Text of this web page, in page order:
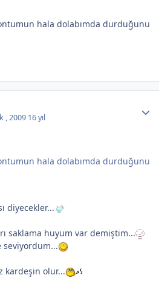
hala dolabımda durduğunu
, 2009 16 yıl
hala dolabımda durduğunu
diyecekler...
saklama huyum var demiştim...
kardeşin olur...